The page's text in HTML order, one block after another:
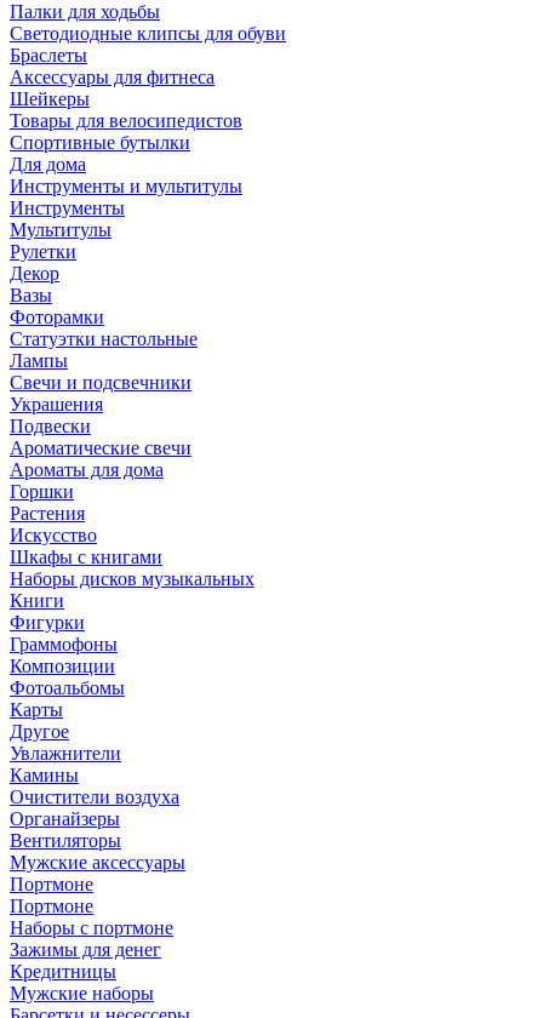
Палки для ходьбы
Светодиодные клипсы для обуви
Браслеты
Аксессуары для фитнеса
Шейкеры
Товары для велосипедистов
Спортивные бутылки
Для дома
Инструменты и мультитулы
Инструменты
Мультитулы
Рулетки
Декор
Вазы
Фоторамки
Статуэтки настольные
Лампы
Свечи и подсвечники
Украшения
Подвески
Ароматические свечи
Ароматы для дома
Горшки
Растения
Искусство
Шкафы с книгами
Наборы дисков музыкальных
Книги
Фигурки
Граммофоны
Композиции
Фотоальбомы
Карты
Другое
Увлажнители
Камины
Очистители воздуха
Органайзеры
Вентиляторы
Мужские аксессуары
Портмоне
Портмоне
Наборы с портмоне
Зажимы для денег
Кредитницы
Мужские наборы